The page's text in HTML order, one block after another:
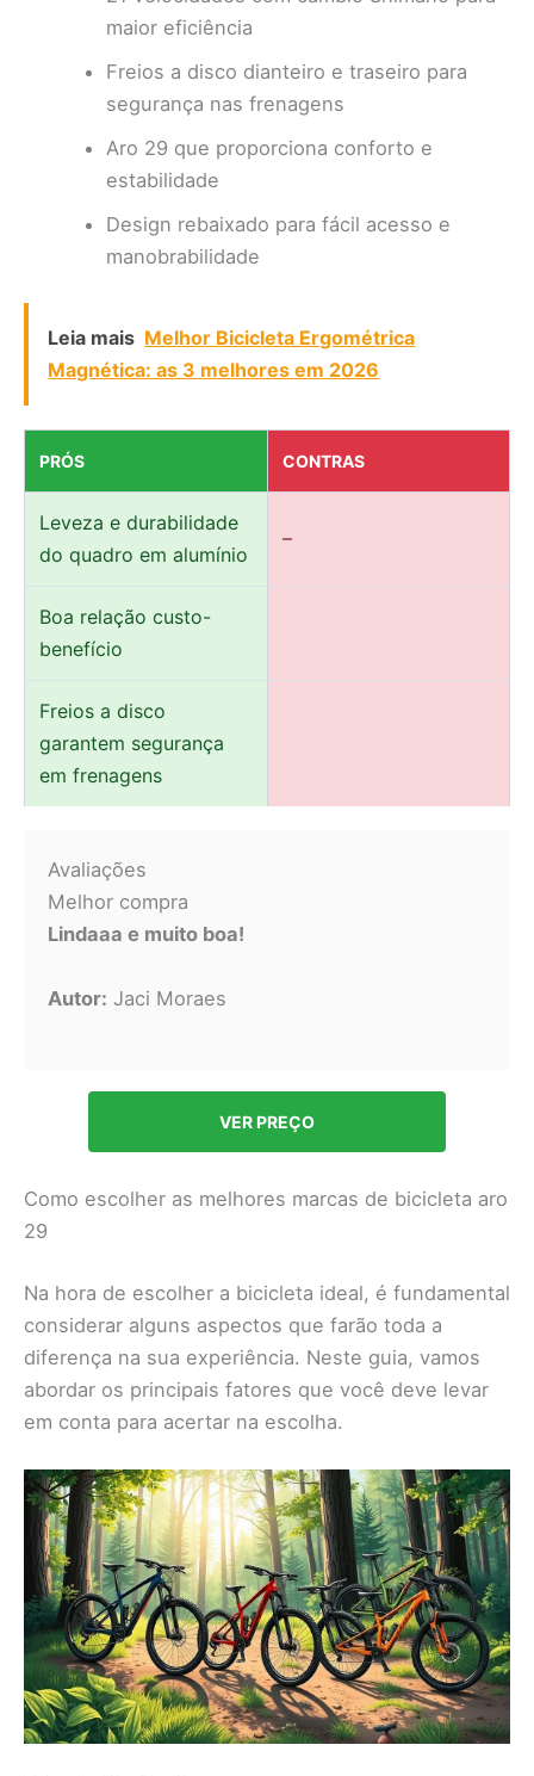
maior eficiência
Freios a disco dianteiro e traseiro para
segurança nas frenagens
Aro 29 que proporciona conforto e
estabilidade
Design rebaixado para fácil acesso e
manobrabilidade
Leia mais Melhor Bicicleta Ergométrica
Magnética: as 3 melhores em 2026
PRÓS CONTRAS
Leveza e durabilidade
do quadro em alumínio
–
Boa relação custo-
benefício
Freios a disco
garantem segurança
em frenagens
Avaliações
Melhor compra
Lindaaa e muito boa!
Autor: Jaci Moraes
VER PREÇO
Como escolher as melhores marcas de bicicleta aro
29
Na hora de escolher a bicicleta ideal, é fundamental
considerar alguns aspectos que farão toda a
diferença na sua experiência. Neste guia, vamos
abordar os principais fatores que você deve levar
em conta para acertar na escolha.